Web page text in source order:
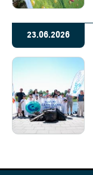
23.06.2026